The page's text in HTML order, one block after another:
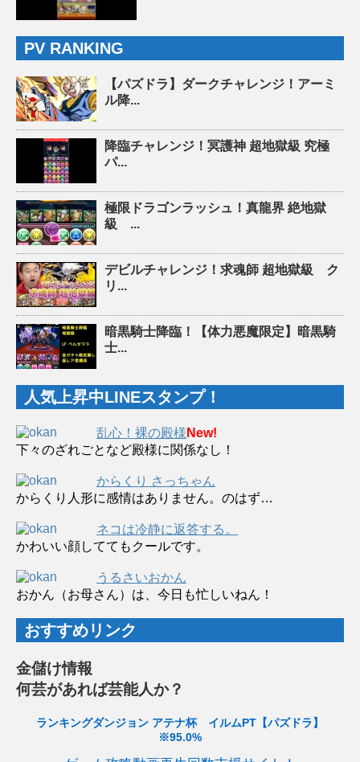
PV RANKING
【パズドラ】ダークチャレンジ！アーミ
ル降...
降臨チャレンジ！冥護神 超地獄級 究極
パ...
極限ドラゴンラッシュ！真龍界 絶地獄
級 ...
デビルチャレンジ！求魂師 超地獄級 ク
リ...
暗黒騎士降臨！【体力悪魔限定】暗黒騎
士...
人気上昇中LINEスタンプ！
乱心！裸の殿様 New!
下々のざれごとなど殿様に関係なし！
からくり さっちゃん
からくり人形に感情はありません。のはず…
ネコは冷静に返答する。
かわいい顔しててもクールです。
うるさいおかん
おかん（お母さん）は、今日も忙しいねん！
おすすめリンク
金儲け情報
何芸があれば芸能人か？
ランキングダンジョン アテナ杯 イルムPT【パズドラ】
※95.0%